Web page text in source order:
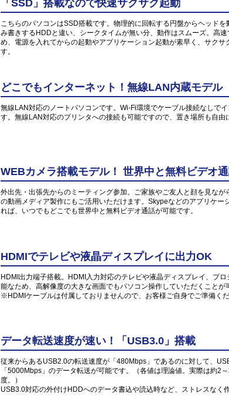
「SSD」搭載なので快速サクサク起動
こちらのパソコンはSSD搭載です。物理的に回転する円盤からヘッド
み書きするHDDと違い、シークタイムが無い分、動作はスムーズ。高
め、電源を入れてからの起動やアプリケーション起動が素早く、サクサ
す。
どこでもインターネット！無線LAN内蔵モデル
無線LAN対応のノートパソコンです。Wi-Fi環境でケーブル接続なしで
す。無線LAN対応のプリンタへの接続も可能ですので、置き場所も自由
WEBカメラ搭載モデル！ 世界中と無料ビデオ
外出先・出張先からのミーティング参加。ご家族やご友人と顔を見なが
の動画メディア製作にもご活用いただけます。Skypeなどのアプリケー
れば、いつでもどこでも世界中と無料ビデオ通話が可能です。
HDMIでテレビや液晶ディスプレイに出力OK
HDMI出力端子搭載。HDMI入力対応のテレビや液晶ディスプレイ、プ
能なため、高解像度の大きな画面でもパソコン操作していただくことが
※HDMIケーブルは付属しておりませんので、お客様ご自身でご準備く
データ転送速度が速い！「USB3.0」搭載
従来からあるUSB2.0の転送速度が「480Mbps」であるのに対して、
「5000Mbps」のデータ転送が可能です。（各値は理論値。実際は約2
度。）
USB3.0対応の外付けHDDへのデータ書込や読込時など、ストレスなく